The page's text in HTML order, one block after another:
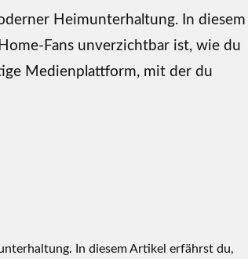
Heimunterhaltung. In diesem
Fans unverzichtbar ist, wie du
Medienplattform, mit der du
In diesem Artikel erfährst du,